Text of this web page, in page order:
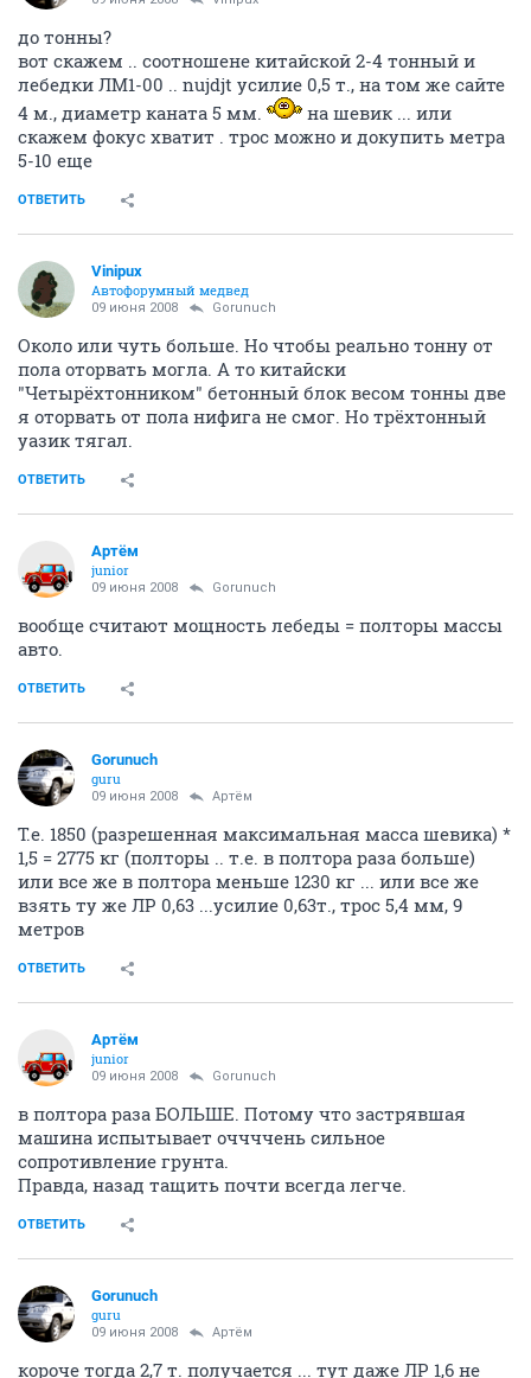
до тонны?
вот скажем .. соотношене китайской 2-4 тонный и
лебедки ЛМ1-00 .. nujdjt усилие 0,5 т., на том же сайте
4 м., диаметр каната 5 мм.
на шевик ... или
скажем фокус хватит . трос можно и докупить метра
5-10 еще
ОТВЕТИТЬ
Vinipux
Автофорумный медвед
09 июня 2008 Gorunuch
Около или чуть больше. Но чтобы реально тонну от
пола оторвать могла. А то китайски
"Четырёхтонником" бетонный блок весом тонны две
я оторвать от пола нифига не смог. Но трёхтонный
уазик тягал.
ОТВЕТИТЬ
Артём
juniоr
09 июня 2008 Gorunuch
вообще считают мощность лебеды = полторы массы
авто.
ОТВЕТИТЬ
Gorunuch
guru
09 июня 2008 Артём
Т.е. 1850 (разрешенная максимальная масса шевика) *
1,5 = 2775 кг (полторы .. т.е. в полтора раза больше)
или все же в полтора меньше 1230 кг ... или все же
взять ту же ЛР 0,63 ...усилие 0,63т., трос 5,4 мм, 9
метров
ОТВЕТИТЬ
Артём
juniоr
09 июня 2008 Gorunuch
в полтора раза БОЛЬШЕ. Потому что застрявшая
машина испытывает оччччень сильное
сопротивление грунта.
Правда, назад тащить почти всегда легче.
ОТВЕТИТЬ
Gorunuch
guru
09 июня 2008 Артём
короче тогда 2,7 т. получается ... тут даже ЛР 1,6 не